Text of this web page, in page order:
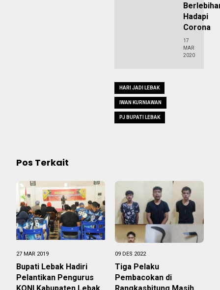
Hadapi
Corona
17
MAR
2020
HARI JADI LEBAK
IWAN KURNIAWAN
PJ BUPATI LEBAK
Pos Terkait
27 MAR 2019
Bupati Lebak Hadiri
Pelantikan Pengurus
KONI Kabupaten Lebak
09 DES 2022
Tiga Pelaku
Pembacokan di
Rangkasbitung Masih